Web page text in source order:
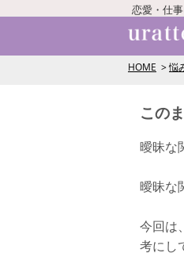
恋愛・仕
HOME 悩
この
曖昧な
曖昧な
今回は
考にし